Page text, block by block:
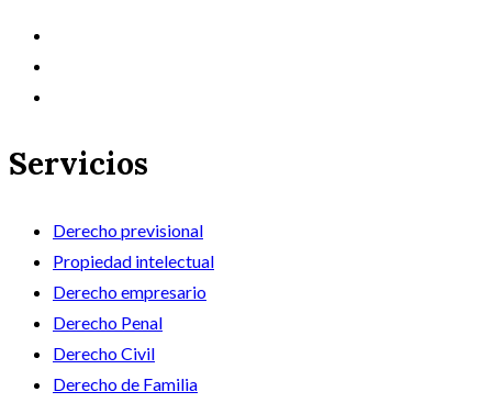
Servicios
Derecho previsional
Propiedad intelectual
Derecho empresario
Derecho Penal
Derecho Civil
Derecho de Familia